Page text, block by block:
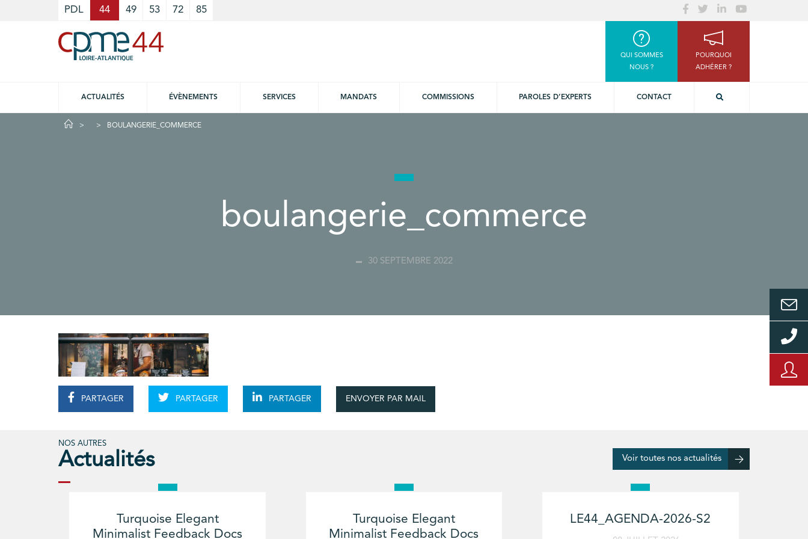
PDL 44 49 53 72 85
QUI SOMMES
NOUS ?
POURQUOI
ADHÉRER ?
ACTUALITÉS ÉVÈNEMENTS SERVICES MANDATS COMMISSIONS PAROLES D’EXPERTS CONTACT
BOULANGERIE_COMMERCE
boulangerie_commerce
30 SEPTEMBRE 2022
PARTAGER PARTAGER PARTAGER ENVOYER PAR MAIL
NOS AUTRES
Actualités Voir toutes nos actualités
Turquoise Elegant
Minimalist Feedback Docs
Turquoise Elegant
Minimalist Feedback Docs
LE44_AGENDA-2026-S2
Cookies management panel